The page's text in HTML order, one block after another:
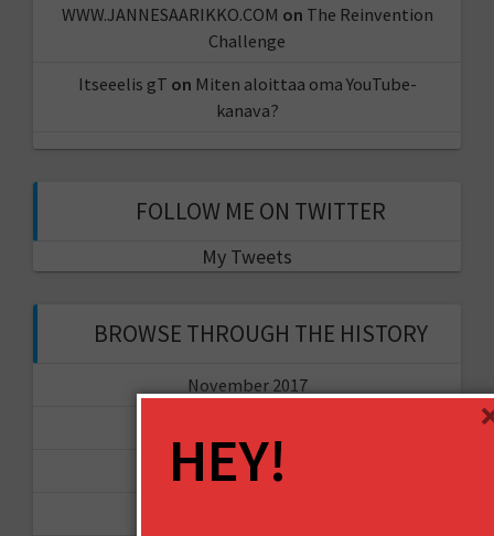
WWW.JANNESAARIKKO.COM on The Reinvention
Challenge
Itseeelis gT on Miten aloittaa oma YouTube-
kanava?
FOLLOW ME ON TWITTER
My Tweets
BROWSE THROUGH THE HISTORY
November 2017
August 2017
HEY!